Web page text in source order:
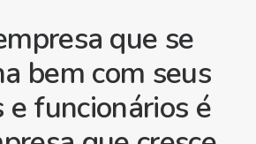
que se
bem com seus
e funcionários é